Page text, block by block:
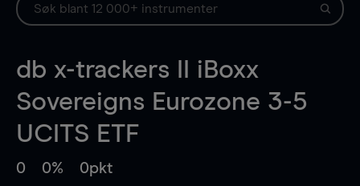
db x-trackers II iBoxx
Sovereigns Eurozone 3-5
UCITS ETF
0 0% 0pkt